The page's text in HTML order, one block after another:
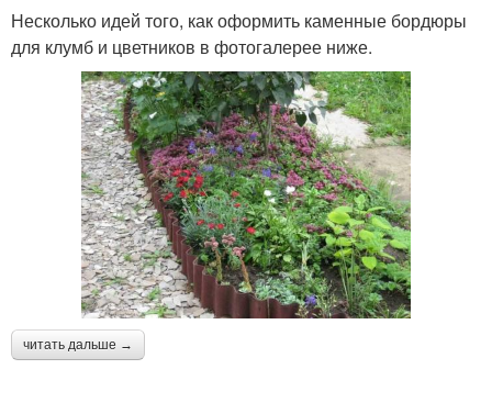
Несколько идей того, как оформить каменные бордюры
для клумб и цветников в фотогалерее ниже.
читать дальше →